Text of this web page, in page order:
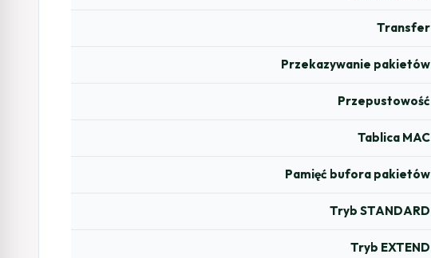
Transfer
Przekazywanie pakietów
Przepustowość
Tablica MAC
Pamięć bufora pakietów
Tryb STANDARD
Tryb EXTEND